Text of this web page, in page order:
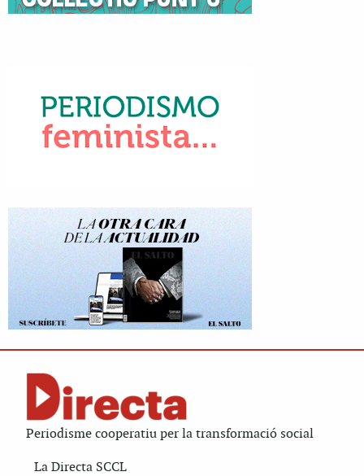
Periodisme cooperatiu per la transformació social
La Directa SCCL